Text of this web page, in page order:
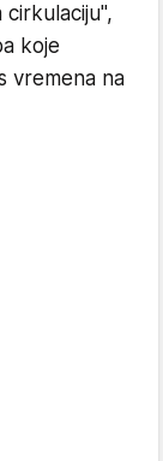
cirkulaciju",
koje
vremena na